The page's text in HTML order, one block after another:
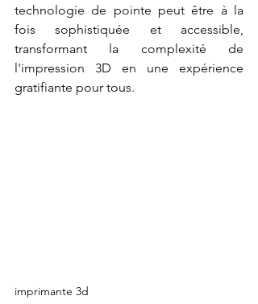
technologie de pointe peut être à la
fois sophistiquée et accessible,
transformant la complexité de
l'impression 3D en une expérience
gratifiante pour tous.
imprimante 3d